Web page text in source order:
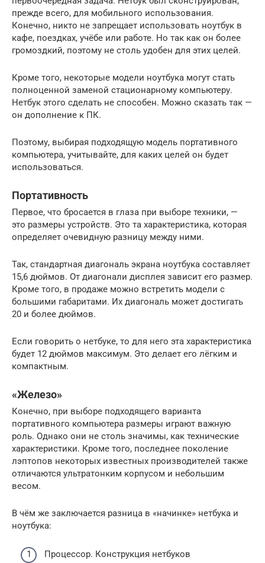
прежде всего, для мобильного использования.
Конечно, никто не запрещает использовать ноутбук в
кафе, поездках, учёбе или работе. Но так как он более
громоздкий, поэтому не столь удобен для этих целей.
Кроме того, некоторые модели ноутбука могут стать
полноценной заменой стационарному компьютеру.
Нетбук этого сделать не способен. Можно сказать так —
он дополнение к ПК.
Поэтому, выбирая подходящую модель портативного
компьютера, учитывайте, для каких целей он будет
использоваться.
Портативность
Первое, что бросается в глаза при выборе техники, —
это размеры устройств. Это та характеристика, которая
определяет очевидную разницу между ними.
Так, стандартная диагональ экрана ноутбука составляет
15,6 дюймов. От диагонали дисплея зависит его размер.
Кроме того, в продаже можно встретить модели с
большими габаритами. Их диагональ может достигать
20 и более дюймов.
Если говорить о нетбуке, то для него эта характеристика
будет 12 дюймов максимум. Это делает его лёгким и
компактным.
«Железо»
Конечно, при выборе подходящего варианта
портативного компьютера размеры играют важную
роль. Однако они не столь значимы, как технические
характеристики. Кроме того, последнее поколение
лэптопов некоторых известных производителей также
отличаются ультратонким корпусом и небольшим
весом.
В чём же заключается разница в «начинке» нетбука и
ноутбука:
Процессор. Конструкция нетбуков